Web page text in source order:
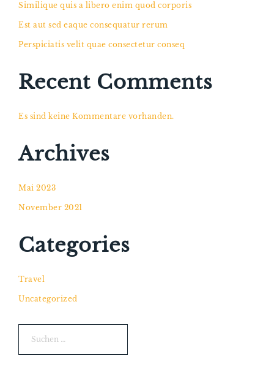
Similique quis a libero enim quod corporis
Est aut sed eaque consequatur rerum
Perspiciatis velit quae consectetur conseq
Recent Comments
Es sind keine Kommentare vorhanden.
Archives
Mai 2023
November 2021
Categories
Travel
Uncategorized
nach: